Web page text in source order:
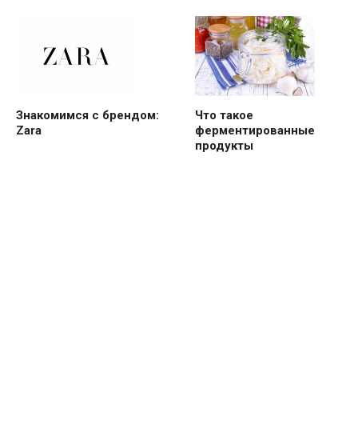
Знакомимся с брендом:
Zara
Что такое
ферментированные
продукты